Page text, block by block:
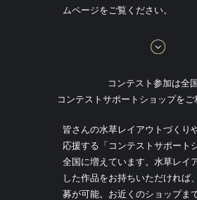
ムページをご覧ください。
コンテスト参加は全
コンテストサポートショップをご
皆さんの水草レイアウトづくり
応援する「コンテストサポート
全国に増えています。水草レイ
した作品をお持ちいただければ
募が可能。お近くのショップま